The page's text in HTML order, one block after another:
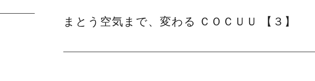
まとう空気まで、変わる ＣＯＣＵＵ 【３】